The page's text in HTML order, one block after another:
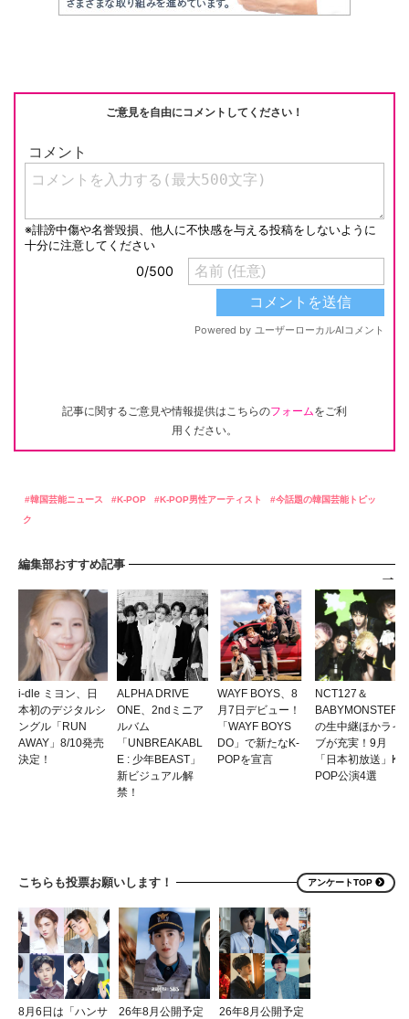
ご意見を自由にコメントしてください！
記事に関するご意見や情報提供はこちらのフォームをご利
用ください。
韓国芸能ニュース K-POP K-POP男性アーティスト
今話題の韓国芸能トピッ
ク
編集部おすすめ記事
i-dle ミヨン、日
本初のデジタルシ
ングル「RUN
AWAY」8/10発売
決定！
ALPHA DRIVE
ONE、2ndミニア
ルバム
「UNBREAKABL
E : 少年BEAST」
新ビジュアル解
禁！
WAYF BOYS、8
月7日デビュー！
「WAYF BOYS
DO」で新たなK-
POPを宣言
NCT127＆
BABYMONSTER
の生中継ほかライ
ブが充実！9月
「日本初放送」K-
POP公演4選
こちらも投票お願いします！ アンケートTOP
8月6日は「ハンサ
26年8月公開予定
26年8月公開予定